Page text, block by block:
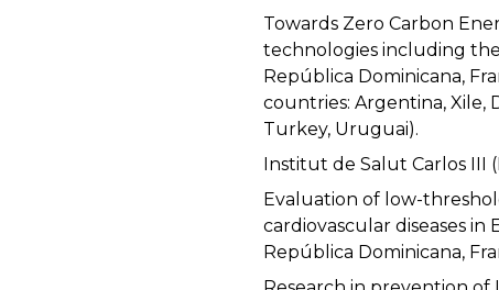
Towards Zero Carbon
technologies including the
República Dominicana,
countries: Argentina, Xile,
Turkey, Uruguai).
Institut de Salut Carlos III
Evaluation of low-
cardiovascular diseases in
República Dominicana,